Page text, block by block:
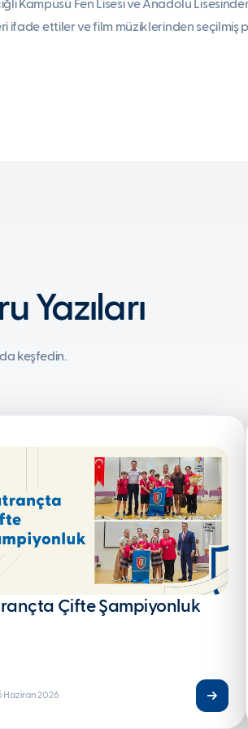
Kampüsü Fen Lisesi ve Anadolu
ifade ettiler ve film müziklerinden seçilmiş
Yazıları
keşfedin.
Çifte Şampiyonluk
Haziran 2026